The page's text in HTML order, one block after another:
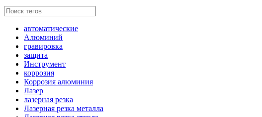
автоматические
Алюминий
гравировка
защита
Инструмент
коррозия
Коррозия алюминия
Лазер
лазерная резка
Лазерная резка металла